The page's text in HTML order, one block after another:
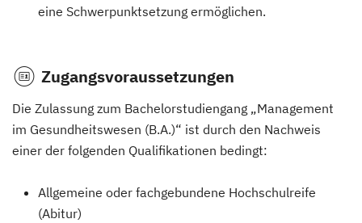
eine Schwerpunktsetzung ermöglichen.
Zugangsvoraussetzungen
Die Zulassung zum Bachelorstudiengang „Management
im Gesundheitswesen (B.A.)“ ist durch den Nachweis
einer der folgenden Qualifikationen bedingt:
Allgemeine oder fachgebundene Hochschulreife
(Abitur)